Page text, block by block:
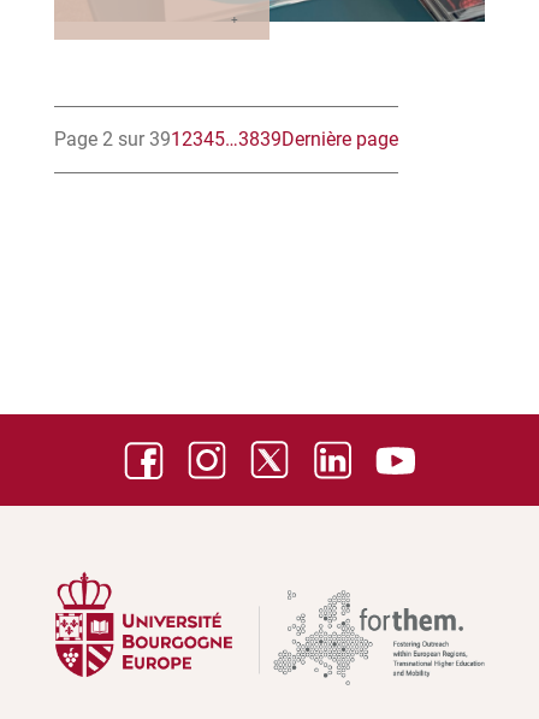
Page 2 sur 391 2345…3839Dernière page